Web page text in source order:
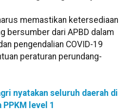
memastikan ketersediaan
bersumber dari APBD dalam
pengendalian COVID-19
peraturan perundang-
nyatakan seluruh daerah di
level 1